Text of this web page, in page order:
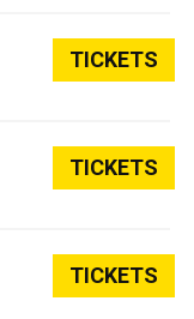
TICKETS
TICKETS
TICKETS